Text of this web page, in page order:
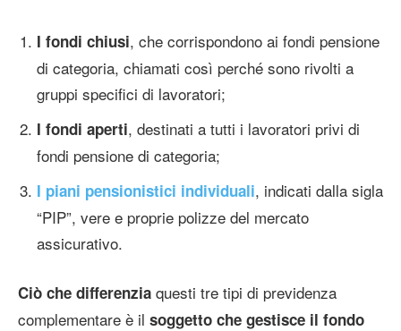
I fondi chiusi, che corrispondono ai fondi pensione
di categoria, chiamati così perché sono rivolti a
gruppi specifici di lavoratori;
I fondi aperti, destinati a tutti i lavoratori privi di
fondi pensione di categoria;
I piani pensionistici individuali, indicati dalla sigla
“PIP”, vere e proprie polizze del mercato
assicurativo.
Ciò che differenzia questi tre tipi di previdenza
complementare è il soggetto che gestisce il fondo